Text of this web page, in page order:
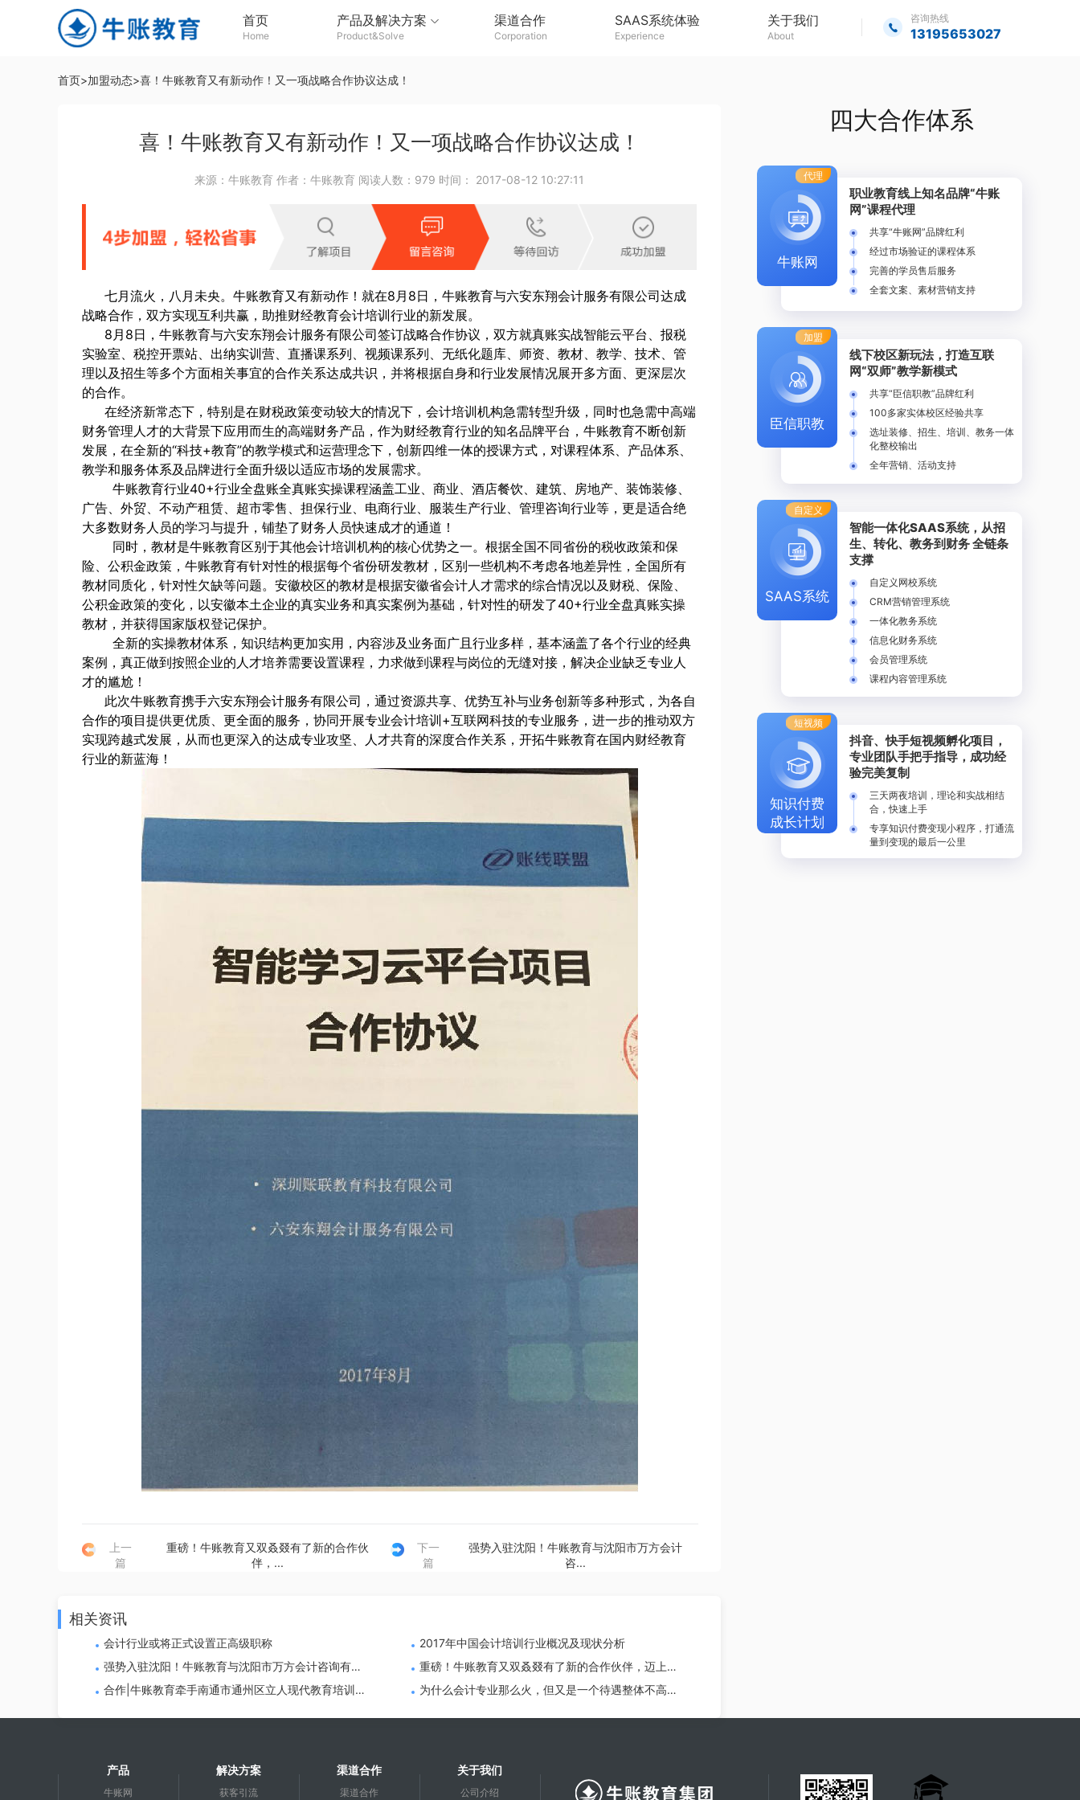
首页
Home
产品及解决方案
Product&Solve
渠道合作
Corporation
SAAS系统体验
Experience
关于我们
About
咨询热线
13195653027
首页>加盟动态>喜！牛账教育又有新动作！又一项战略合作协议达成！
喜！牛账教育又有新动作！又一项战略合作协议达成！
来源：牛账教育 作者：牛账教育 阅读人数：979 时间： 2017-08-12 10:27:11
七月流火，八月未央。牛账教育又有新动作！就在8月8日，牛账教育与六安东翔会计服务有限公司达成
战略合作，双方实现互利共赢，助推财经教育会计培训行业的新发展。
8月8日，牛账教育与六安东翔会计服务有限公司签订战略合作协议，双方就真账实战智能云平台、报税
实验室、税控开票站、出纳实训营、直播课系列、视频课系列、无纸化题库、师资、教材、教学、技术、管
理以及招生等多个方面相关事宜的合作关系达成共识，并将根据自身和行业发展情况展开多方面、更深层次
的合作。
在经济新常态下，特别是在财税政策变动较大的情况下，会计培训机构急需转型升级，同时也急需中高端
财务管理人才的大背景下应用而生的高端财务产品，作为财经教育行业的知名品牌平台，牛账教育不断创新
发展，在全新的“科技+教育”的教学模式和运营理念下，创新四维一体的授课方式，对课程体系、产品体系、
教学和服务体系及品牌进行全面升级以适应市场的发展需求。
牛账教育行业40+行业全盘账全真账实操课程涵盖工业、商业、酒店餐饮、建筑、房地产、装饰装修、
广告、外贸、不动产租赁、超市零售、担保行业、电商行业、服装生产行业、管理咨询行业等，更是适合绝
大多数财务人员的学习与提升，铺垫了财务人员快速成才的通道！
同时，教材是牛账教育区别于其他会计培训机构的核心优势之一。根据全国不同省份的税收政策和保
险、公积金政策，牛账教育有针对性的根据每个省份研发教材，区别一些机构不考虑各地差异性，全国所有
教材同质化，针对性欠缺等问题。安徽校区的教材是根据安徽省会计人才需求的综合情况以及财税、保险、
公积金政策的变化，以安徽本土企业的真实业务和真实案例为基础，针对性的研发了40+行业全盘真账实操
教材，并获得国家版权登记保护。
全新的实操教材体系，知识结构更加实用，内容涉及业务面广且行业多样，基本涵盖了各个行业的经典
案例，真正做到按照企业的人才培养需要设置课程，力求做到课程与岗位的无缝对接，解决企业缺乏专业人
才的尴尬！
此次牛账教育携手六安东翔会计服务有限公司，通过资源共享、优势互补与业务创新等多种形式，为各自
合作的项目提供更优质、更全面的服务，协同开展专业会计培训+互联网科技的专业服务，进一步的推动双方
实现跨越式发展，从而也更深入的达成专业攻坚、人才共育的深度合作关系，开拓牛账教育在国内财经教育
行业的新蓝海！
上一
篇
重磅！牛账教育又双叒叕有了新的合作伙
伴，...
下一
篇
强势入驻沈阳！牛账教育与沈阳市万方会计
咨...
相关资讯
会计行业或将正式设置正高级职称
2017年中国会计培训行业概况及现状分析
强势入驻沈阳！牛账教育与沈阳市万方会计咨询有限
公司达成战略合作！
重磅！牛账教育又双叒叕有了新的合作伙伴，迈上新
台阶！
合作|牛账教育牵手南通市通州区立人现代教育培训中
为什么会计专业那么火，但又是一个待遇整体不高的
四大合作体系
代理
牛账网
职业教育线上知名品牌“牛账
网”课程代理
共享“牛账网”品牌红利
经过市场验证的课程体系
完善的学员售后服务
全套文案、素材营销支持
加盟
臣信职教
线下校区新玩法，打造互联
网“双师”教学新模式
共享“臣信职教”品牌红利
100多家实体校区经验共享
选址装修、招生、培训、教务一体
化整校输出
全年营销、活动支持
自定义
SAAS系统
智能一体化SAAS系统，从招
生、转化、教务到财务 全链条
支撑
自定义网校系统
CRM营销管理系统
一体化教务系统
信息化财务系统
会员管理系统
课程内容管理系统
短视频
知识付费
成长计划
抖音、快手短视频孵化项目，
专业团队手把手指导，成功经
验完美复制
三天两夜培训，理论和实战相结
合，快速上手
专享知识付费变现小程序，打通流
量到变现的最后一公里
产品
牛账网
解决方案
获客引流
渠道合作
渠道合作
关于我们
公司介绍